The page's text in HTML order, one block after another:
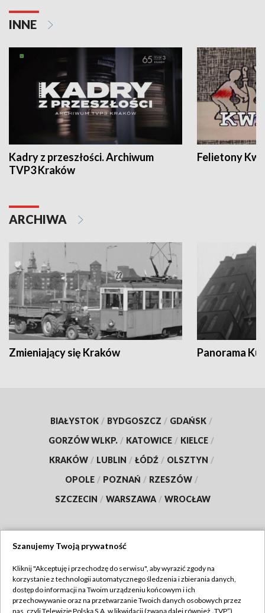
INNE
Kadry z przeszłości. Archiwum
TVP3 Kraków
Felietony
ARCHIWA
Zmieniający się Kraków Panorama
BIAŁYSTOK / BYDGOSZCZ / GDAŃSK /
GORZÓW WLKP. / KATOWICE / KIELCE /
KRAKÓW / LUBLIN / ŁÓDŹ / OLSZTYN /
OPOLE / POZNAŃ / RZESZÓW /
SZCZECIN / WARSZAWA / WROCŁAW
TVP
Abonament TVP
Regulamin TVP
Szanujemy Twoją prywatność
Kliknij "Akceptuję i przechodzę do serwisu", aby wyrazić zgody na
korzystanie z technologii automatycznego śledzenia i zbierania danych,
dostęp do informacji na Twoim urządzeniu końcowym i ich
przechowywanie oraz na przetwarzanie Twoich danych osobowych przez
nas, czyli Telewizję Polską S.A. w likwidacji (zwaną dalej również „TVP”),